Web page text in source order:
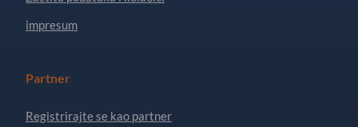
impresum
Partner
Registrirajte se kao partner